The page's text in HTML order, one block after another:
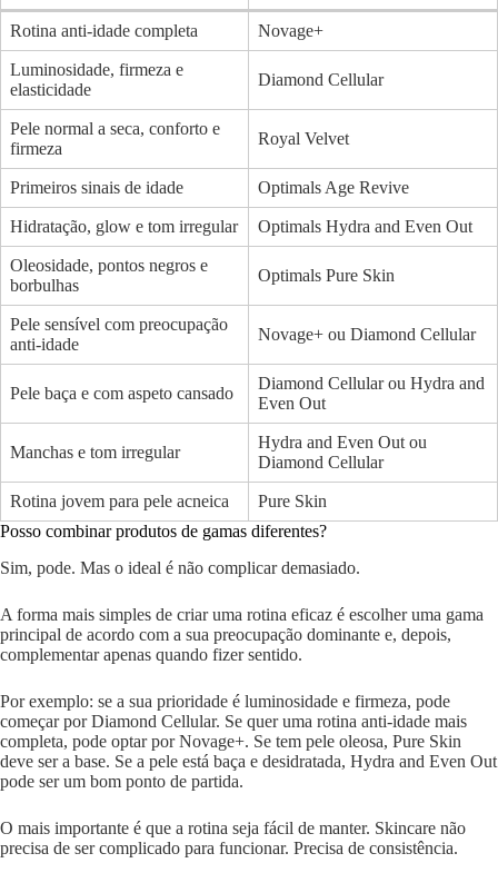
Rotina anti-idade completa Novage+
Luminosidade, firmeza e
elasticidade
Diamond Cellular
Pele normal a seca, conforto e
firmeza
Royal Velvet
Primeiros sinais de idade Optimals Age Revive
Hidratação, glow e tom irregular Optimals Hydra and Even Out
Oleosidade, pontos negros e
borbulhas
Optimals Pure Skin
Pele sensível com preocupação
anti-idade
Novage+ ou Diamond Cellular
Pele baça e com aspeto cansado
Diamond Cellular ou Hydra and
Even Out
Manchas e tom irregular
Hydra and Even Out ou
Diamond Cellular
Rotina jovem para pele acneica
Pure Skin
Posso combinar produtos de gamas diferentes?
Sim, pode. Mas o ideal é não complicar demasiado.
A forma mais simples de criar uma rotina eficaz é escolher uma gama
principal de acordo com a sua preocupação dominante e, depois,
complementar apenas quando fizer sentido.
Por exemplo: se a sua prioridade é luminosidade e firmeza, pode
começar por Diamond Cellular. Se quer uma rotina anti-idade mais
completa, pode optar por Novage+. Se tem pele oleosa, Pure Skin
deve ser a base. Se a pele está baça e desidratada, Hydra and Even Out
pode ser um bom ponto de partida.
O mais importante é que a rotina seja fácil de manter. Skincare não
precisa de ser complicado para funcionar. Precisa de consistência.